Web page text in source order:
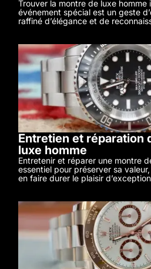
Trouver la montre de luxe homme
événement spécial est un geste
raffiné d’élégance et de
Entretien et réparation
luxe homme
Entretenir et réparer une montre
essentiel pour préserver sa
en faire durer le plaisir